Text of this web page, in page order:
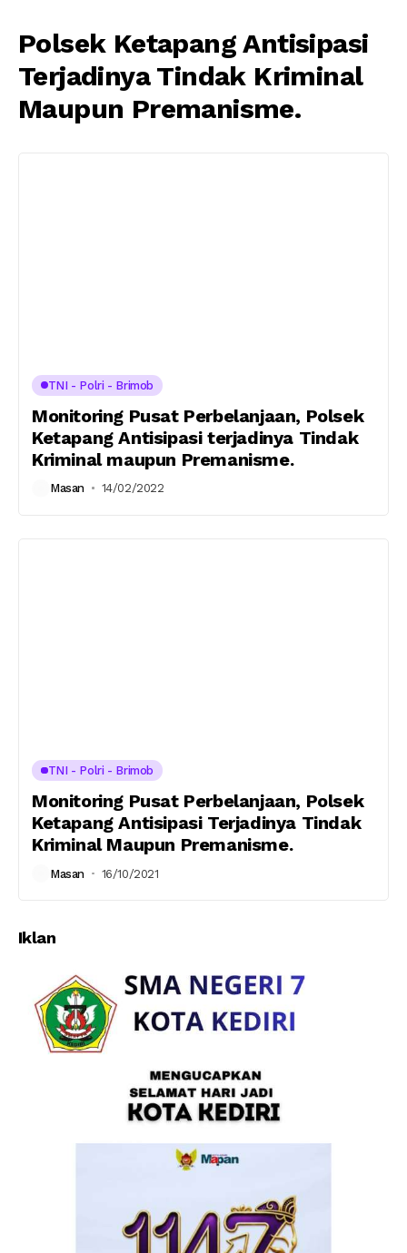
Polsek Ketapang Antisipasi
Terjadinya Tindak Kriminal
Maupun Premanisme.
TNI - Polri - Brimob
Monitoring Pusat Perbelanjaan, Polsek
Ketapang Antisipasi terjadinya Tindak
Kriminal maupun Premanisme.
Masan 14/02/2022
TNI - Polri - Brimob
Monitoring Pusat Perbelanjaan, Polsek
Ketapang Antisipasi Terjadinya Tindak
Kriminal Maupun Premanisme.
Masan 16/10/2021
Iklan